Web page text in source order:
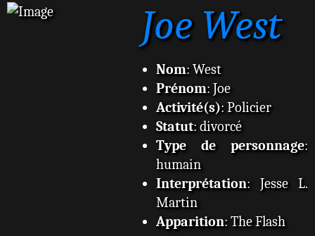
s
Joe West
Nom: West
Prénom: Joe
Activité(s): Policier
Statut: divorcé
Type de personnage:
humain
Interprétation: Jesse L.
Martin
Apparition: The Flash